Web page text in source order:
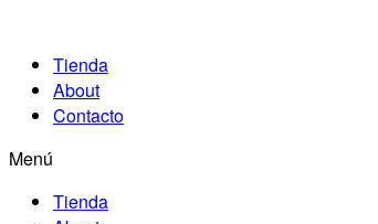
Tienda
About
Contacto
Menú
Tienda